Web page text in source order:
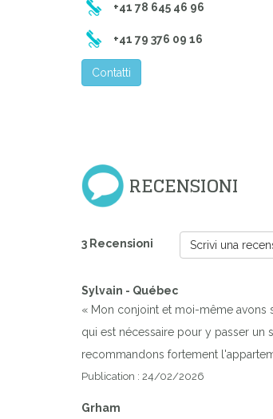
+41 78 645 46 96
+41 79 376 09 16
Contatti
RECENSIONI
3 Recensioni Scrivi una
Sylvain - Québec
« Mon conjoint et moi-même avons
qui est nécessaire pour y passer un
recommandons fortement
Publication : 24/02/2026
Grham